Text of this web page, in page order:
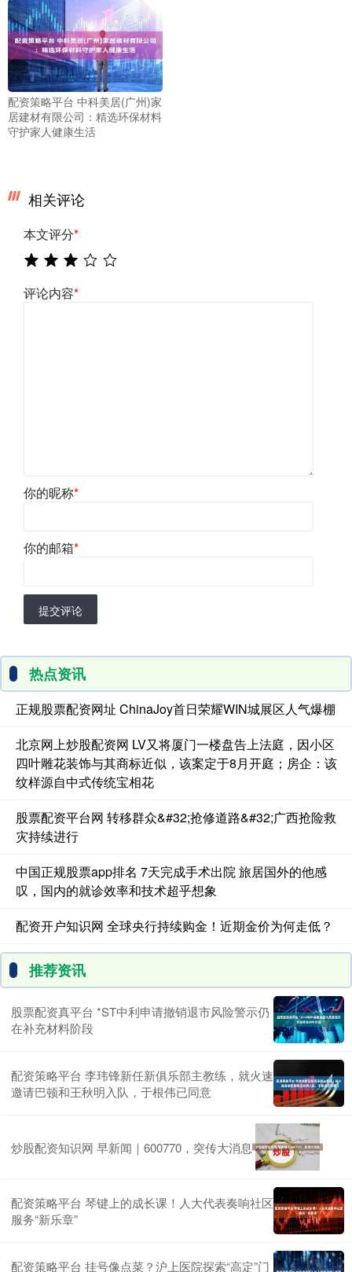
配资策略平台 中科美居(广州)家
居建材有限公司：精选环保材料
守护家人健康生活
相关评论
本文评分*
评论内容*
你的昵称*
你的邮箱*
提交评论
热点资讯
正规股票配资网址 ChinaJoy首日荣耀WIN城展区人气爆棚
北京网上炒股配资网 LV又将厦门一楼盘告上法庭，因小区
四叶雕花装饰与其商标近似，该案定于8月开庭；房企：该
纹样源自中式传统宝相花
股票配资平台网 转移群众&#32;抢修道路&#32;广西抢险救
灾持续进行
中国正规股票app排名 7天完成手术出院 旅居国外的他感
叹，国内的就诊效率和技术超乎想象
配资开户知识网 全球央行持续购金！近期金价为何走低？
推荐资讯
股票配资真平台 *ST中利申请撤销退市风险警示仍
在补充材料阶段
配资策略平台 李玮锋新任新俱乐部主教练，就火速
邀请巴顿和王秋明入队，于根伟已同意
炒股配资知识网 早新闻｜600770，突传大消息
配资策略平台 琴键上的成长课！人大代表奏响社区
服务“新乐章”
配资策略平台 挂号像点菜？沪上医院探索“高定”门